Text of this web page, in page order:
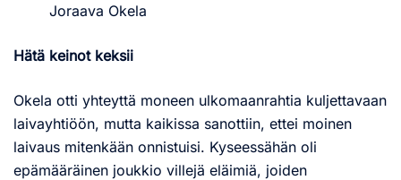
Joraava Okela
Hätä keinot keksii
Okela otti yhteyttä moneen ulkomaanrahtia kuljettavaan
laivayhtiöön, mutta kaikissa sanottiin, ettei moinen
laivaus mitenkään onnistuisi. Kyseessähän oli
epämääräinen joukkio villejä eläimiä, joiden